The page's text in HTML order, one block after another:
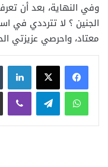
وفي النهاية، بعد أن
الجنين ؟ لا تترددي في
معتاد، واحرصي عزيزتي
فيسبوكX
واتساب تيلقرام